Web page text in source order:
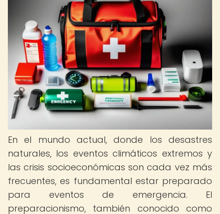
En el mundo actual, donde los desastres
naturales, los eventos climáticos extremos y
las crisis socioeconómicas son cada vez más
frecuentes, es fundamental estar preparado
para eventos de emergencia. El
preparacionismo, también conocido como